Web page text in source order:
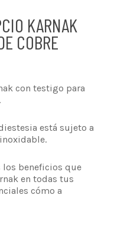
KARNAK
COBRE
con testigo para
está sujeto a
los beneficios que
en todas tus
cómo a